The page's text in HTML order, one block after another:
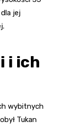
jej
i ich
wybitnych
Tukan